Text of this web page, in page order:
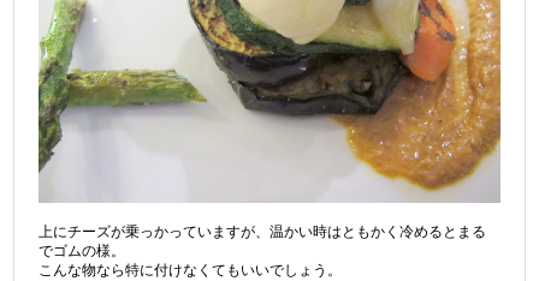
上にチーズが乗っかっていますが、温かい時はともかく冷めるとまる
でゴムの様。
こんな物なら特に付けなくてもいいでしょう。